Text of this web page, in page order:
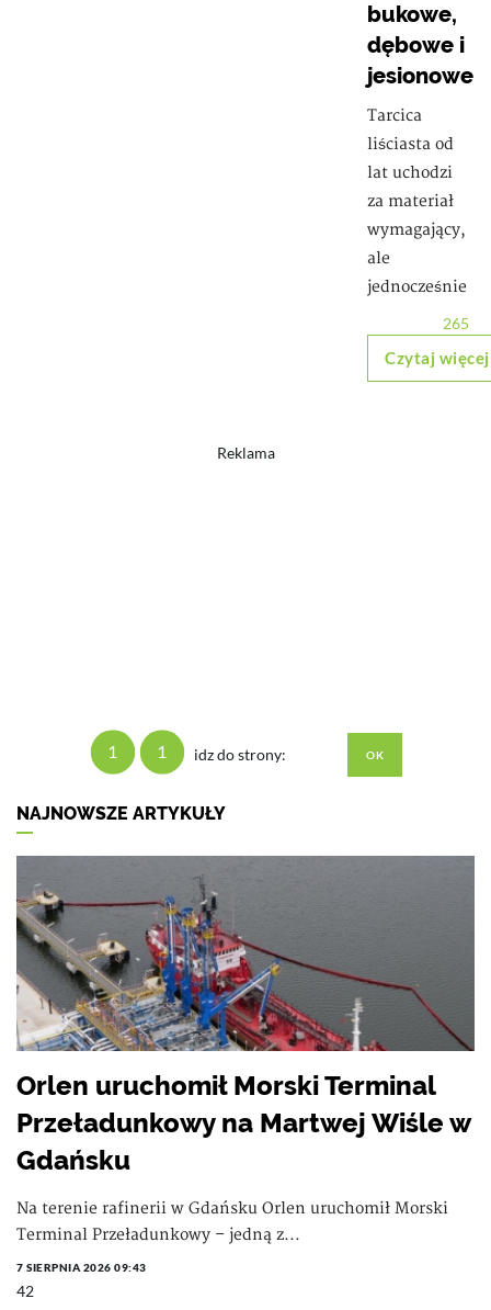
bukowe,
dębowe i
jesionowe
Tarcica
liściasta od
lat uchodzi
za materiał
wymagający,
ale
jednocześnie
265
Czytaj więcej
Reklama
1 1 idz do strony:
NAJNOWSZE ARTYKUŁY
Orlen uruchomił Morski Terminal
Przeładunkowy na Martwej Wiśle w
Gdańsku
Na terenie rafinerii w Gdańsku Orlen uruchomił Morski
Terminal Przeładunkowy – jedną z...
7 SIERPNIA 2026 09:43
42